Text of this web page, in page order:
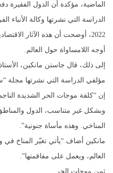
الماضية، مؤكدة أن الدول الفقيرة
2022، أوضحت أن هذه الآثار
أوجه اللامساواة حول العالم.
إلى ذلك، قال جاستن مانكين،
مؤلفي الدراسة التي نشرتها مجلة
إن “كلفة موجات الحر الشديدة
وبشكل غير متناسب، الدول
المناخي. وهذه مأساة جنونية”.
مانكين أضاف “يأتي تغيّر المناخ
العالم، ويعمل على مفاقمتها”.
ثمن موجات الحر